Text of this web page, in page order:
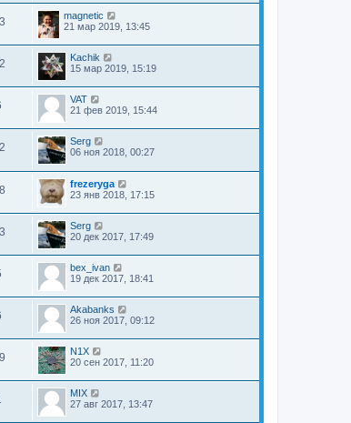
magnetic
21 мар 2019, 13:45
Kachik
15 мар 2019, 15:19
VAT
21 фев 2019, 15:44
Serg
06 ноя 2018, 00:27
frezeryga
23 янв 2018, 17:15
Serg
20 дек 2017, 17:49
bex_ivan
19 дек 2017, 18:41
Akabanks
26 ноя 2017, 09:12
N1X
20 сен 2017, 11:20
MIX
27 авг 2017, 13:47